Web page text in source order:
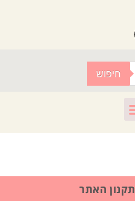
חיפוש
תקנון האתר